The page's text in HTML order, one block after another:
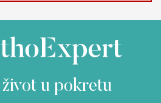
u pokretu